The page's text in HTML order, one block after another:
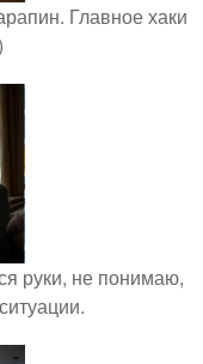
Главное хаки
руки, не понимаю,